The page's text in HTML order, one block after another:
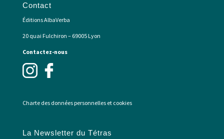
Contact
Éditions AlbaVerba
20 quai Fulchiron – 69005 Lyon
Contactez-nous
Charte des données personnelles et cookies
La Newsletter du Tétras